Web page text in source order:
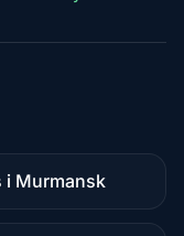
i Murmansk